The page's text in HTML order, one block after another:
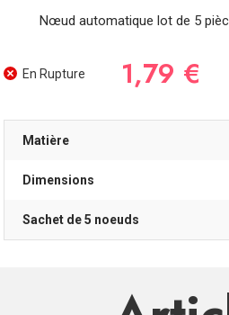
Nœud automatique lot de 5
En Rupture 1,79 €
Matière
Dimensions
Sachet de 5 noeuds